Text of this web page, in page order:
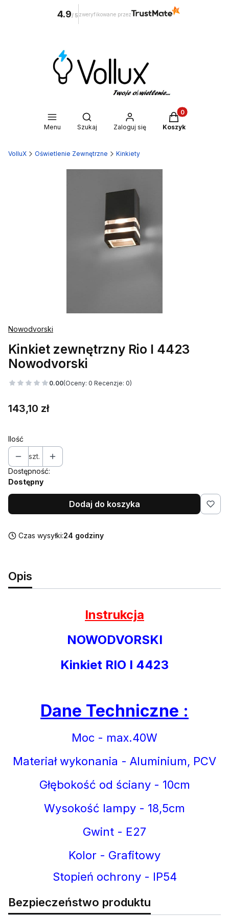
Menu
Otwórz wyszukiwarkę
Szukaj Zaloguj się
Produkty w
Koszyk
VolluX Oświetlenie Zewnętrzne Kinkiety
Nowodvorski
Kinkiet zewnętrzny Rio I 4423
Nowodvorski
0.00(Oceny: 0 Recenzje: 0)
Cena
143,10 zł
Ilość
szt.
Dostępność:
Dostępny
Dodaj do koszyka
Czas wysyłki:24 godziny
Opis
Instrukcja
NOWODVORSKI
Kinkiet RIO I 4423
Dane Techniczne :
Moc - max.40W
Materiał wykonania - Aluminium, PCV
Głębokość od ściany - 10cm
Wysokość lampy - 18,5cm
Gwint - E27
Kolor - Grafitowy
Stopień ochrony - IP54
Bezpieczeństwo produktu
4.9/ 5 zweryfikowane przez